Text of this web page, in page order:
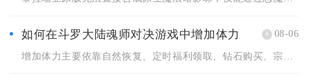
如何在斗罗大陆魂师对决游戏中增加体力 08-06